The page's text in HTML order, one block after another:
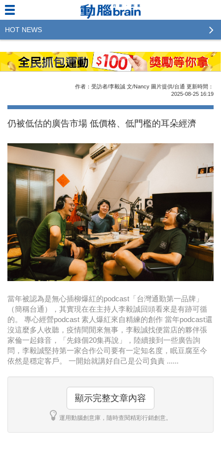
作者：受訪者/李毅誠 文/Nancy 圖片提供/台通 更新時間：
2025-08-25 16:19
仍被低估的廣告市場 低價格、低門檻的耳朵經濟
當年被認為是無心插柳爆紅的podcast「台灣通勤第一品牌」
（簡稱台通），其實現在在主持人李毅誠回頭看來是有跡可循
的。 專心經營podcast 素人爆紅來自精練的創作 當年podcast還
沒這麼多人收聽，疫情間閒來無事，李毅誠找便當店的夥伴張
家倫一起錄音，「先錄個20集再說」，陸續接到一些廣告詢
問，李毅誠堅持第一家合作公司要有一定知名度，眠豆腐至今
依然是穩定客戶。 一開始就講好自己是公司負責 ......
顯示完整文章內容
運用動腦創意庫，隨時查閱精彩行銷創意。
HOT NEWS
2023行銷傳播傑出貢獻獎 啟動徵件！期許參賽作品
更創新及具影響力
2022行銷傳播傑出貢獻獎得獎名單揭曉，近400位行
銷傳播人共襄盛舉！The Winners of 2022《Brain》
Excellence Agency& Advertiser of the year
LINE 推出「AI 肖像」新功能 體驗專業棚拍的高質
2023台灣民生快消品牌排行 14億次國民消費揭曉品
牌足跡贏家
域動行銷公布人事異動
CSD中衛營運長張德成：中衛跳脫框架 玩出口罩新
時尚
金獎的代價 牛恆泰：沒人知道我失去什麼！
台灣百事食品 注重品牌體驗創造差異化
牛恆泰：媒體產業蛻變關鍵期，數位轉型該怎麼
搞？（上）